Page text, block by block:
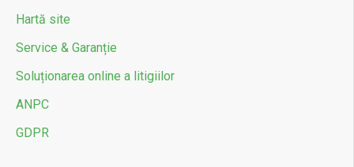
Hartă site
Service & Garanție
Soluționarea online a litigiilor
ANPC
GDPR